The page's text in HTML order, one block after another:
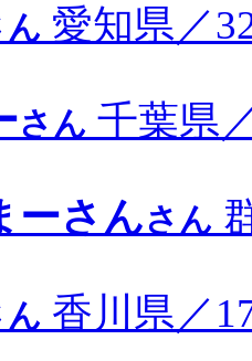
ん 愛知県／
さん 千葉県
ーさんさん
ん 香川県／